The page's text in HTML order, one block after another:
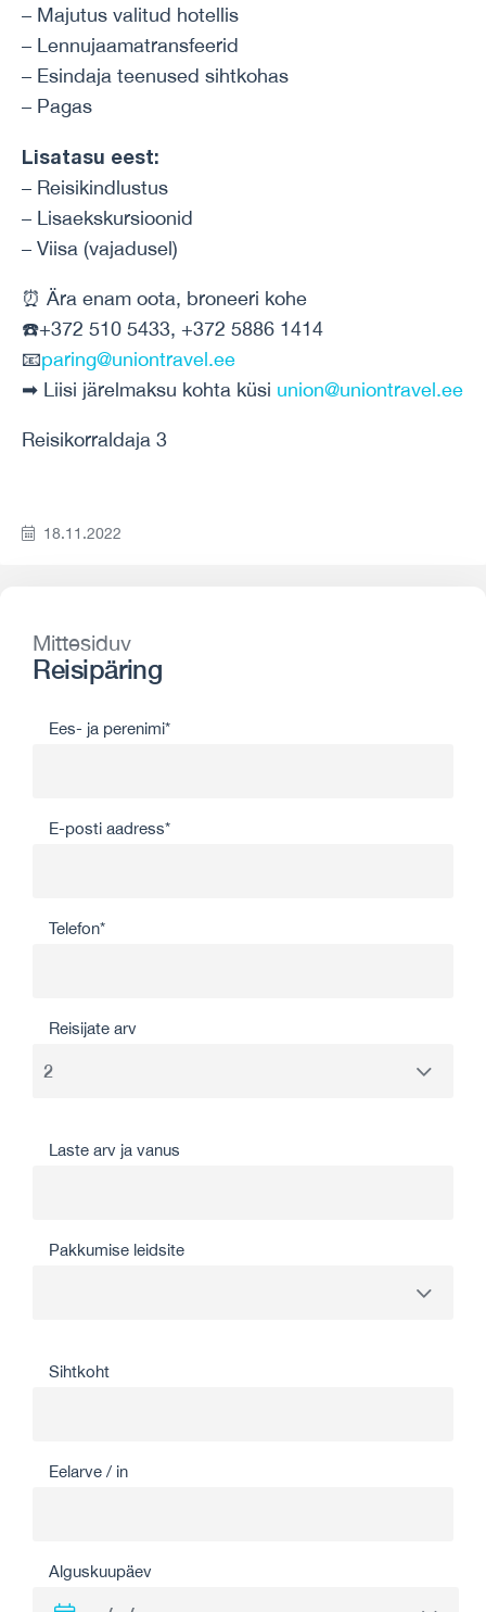
– Majutus valitud hotellis
– Lennujaamatransfeerid
– Esindaja teenused sihtkohas
– Pagas
Lisatasu eest:
– Reisikindlustus
– Lisaekskursioonid
– Viisa (vajadusel)
⏰ Ära enam oota, broneeri kohe
☎️+372 510 5433, +372 5886 1414
📧paring@uniontravel.ee
➡ Liisi järelmaksu kohta küsi union@uniontravel.ee
Reisikorraldaja 3
18.11.2022
Mittesiduv
Reisipäring
Ees- ja perenimi*
E-posti aadress*
Telefon*
Reisijate arv
Laste arv ja vanus
Pakkumise leidsite
Sihtkoht
Eelarve / in
Alguskuupäev